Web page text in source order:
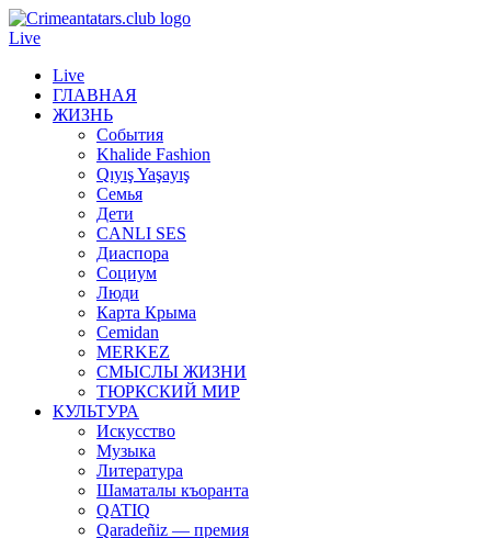
Live
Live
ГЛАВНАЯ
ЖИЗНЬ
События
Khalide Fashion
Qıyış Yaşayış
Семья
Дети
CANLI SES
Диаспора
Социум
Люди
Карта Крыма
Cemidan
МERKEZ
СМЫСЛЫ ЖИЗНИ
ТЮРКСКИЙ МИР
КУЛЬТУРА
Искусство
Музыка
Литература
Шаматалы къоранта
QATIQ
Qaradeñiz — премия